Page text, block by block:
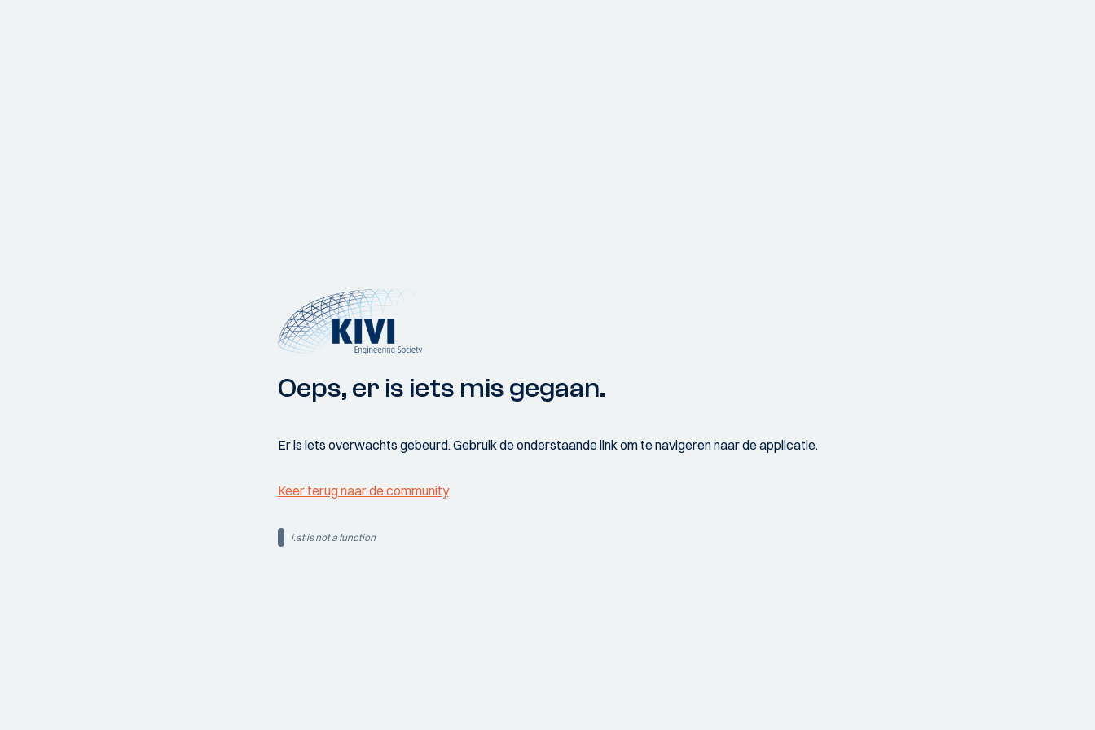
Oeps, er is iets mis gegaan.
Er is iets overwachts gebeurd. Gebruik de onderstaande link om te navigeren naar de applicatie.
Keer terug naar de community
i.at is not a function